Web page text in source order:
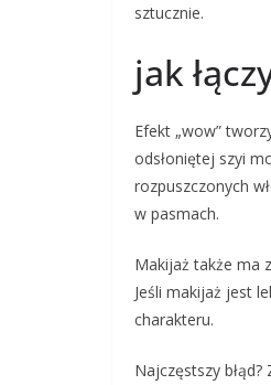
sztucznie.
jak
Efekt „wow”
odsłoniętej szyi
rozpuszczonych
w pasmach.
Makijaż także ma
Jeśli makijaż jest
charakteru.
Najczęstszy